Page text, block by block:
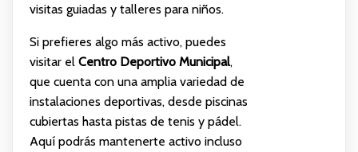
visitas guiadas y talleres para niños.
Si prefieres algo más activo, puedes
visitar el Centro Deportivo Municipal,
que cuenta con una amplia variedad de
instalaciones deportivas, desde piscinas
cubiertas hasta pistas de tenis y pádel.
Aquí podrás mantenerte activo incluso